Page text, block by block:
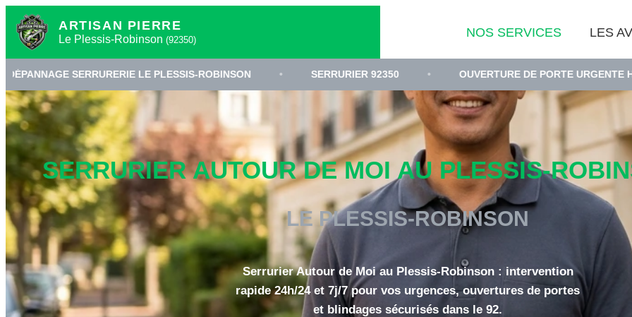
ARTISAN PIERRE
Le Plessis-Robinson (92350)
NOS SERVICES LES
LE PLESSIS-ROBINSON • SERRURIER 92350 • OUVERTURE DE PORTE URGENTE HAUTS-DE-SEINE
SERRURIER AUTOUR DE MOI AU PLESSIS-
LE PLESSIS-ROBINSON
Serrurier Autour de Moi au Plessis-Robinson : intervention
rapide 24h/24 et 7j/7 pour vos urgences, ouvertures de portes
et blindages sécurisés dans le 92.